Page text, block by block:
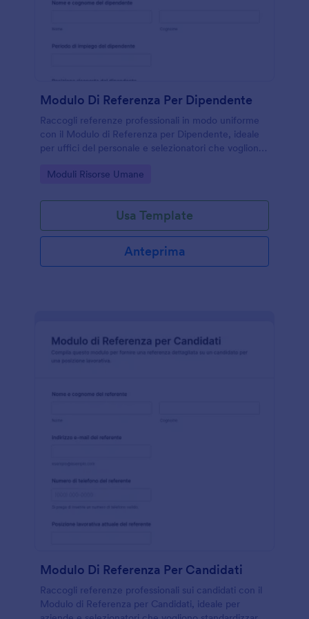
Modulo Di Referenza Per Dipendente
Raccogli referenze professionali in modo uniforme
con il Modulo di Referenza per Dipendente, ideale
per uffici del personale e selezionatori che vogliono
in Jotform.
Go to Category:
Moduli Risorse Umane
Usa Template
Anteprima
Modulo Di Referenza Per Candidati
Raccogli referenze professionali sui candidati con il
Modulo di Referenza per Candidati, ideale per